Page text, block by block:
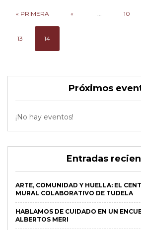
« PRIMERA « ... 10
13 14
Próximos
¡No hay eventos!
Entradas
ARTE, COMUNIDAD Y HUELLA: EL
MURAL COLABORATIVO DE TUDELA
HABLAMOS DE CUIDADO EN UN
ALBERTOS MERI